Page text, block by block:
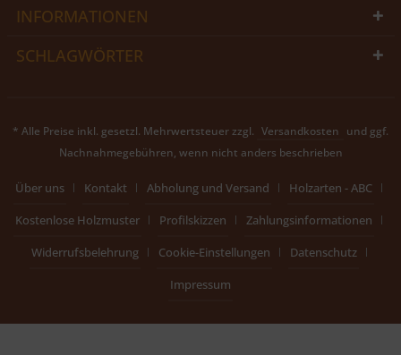
INFORMATIONEN
SCHLAGWÖRTER
* Alle Preise inkl. gesetzl. Mehrwertsteuer zzgl. Versandkosten und ggf.
Nachnahmegebühren, wenn nicht anders beschrieben
Über uns Kontakt Abholung und Versand
Holzarten - ABC
Kostenlose Holzmuster
Profilskizzen
Zahlungsinformationen
Widerrufsbelehrung
Cookie-Einstellungen
Datenschutz
Impressum